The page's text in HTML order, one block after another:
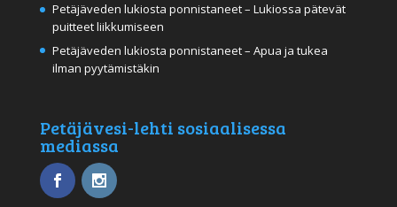
Petäjäveden lukiosta ponnistaneet – Lukiossa pätevät
puitteet liikkumiseen
Petäjäveden lukiosta ponnistaneet – Apua ja tukea
ilman pyytämistäkin
Petäjävesi-lehti sosiaalisessa
mediassa